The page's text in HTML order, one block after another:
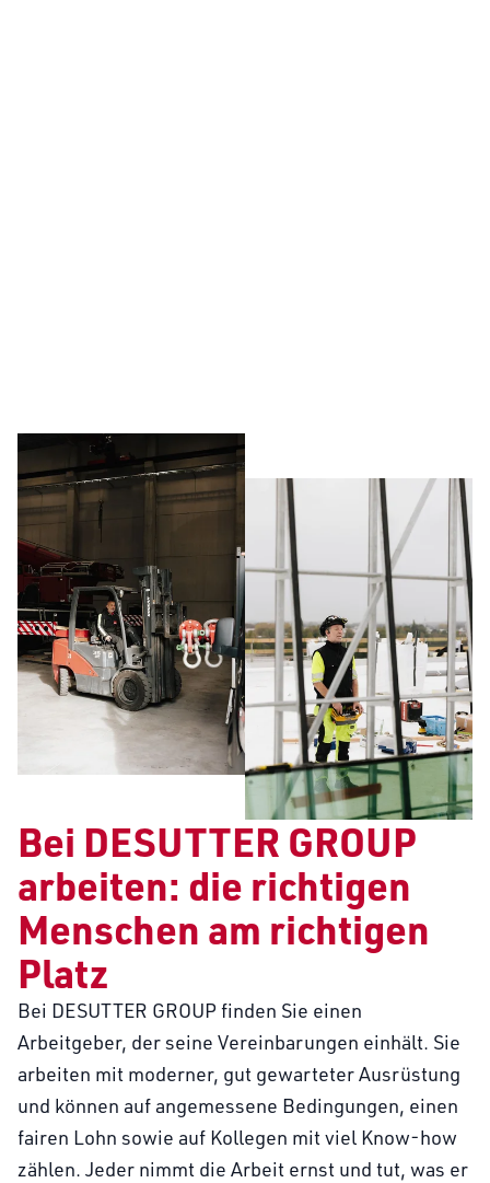
Bei DESUTTER GROUP
arbeiten: die richtigen
Menschen am richtigen
Platz
Bei DESUTTER GROUP finden Sie einen
Arbeitgeber, der seine Vereinbarungen einhält. Sie
arbeiten mit moderner, gut gewarteter Ausrüstung
und können auf angemessene Bedingungen, einen
fairen Lohn sowie auf Kollegen mit viel Know-how
zählen. Jeder nimmt die Arbeit ernst und tut, was er